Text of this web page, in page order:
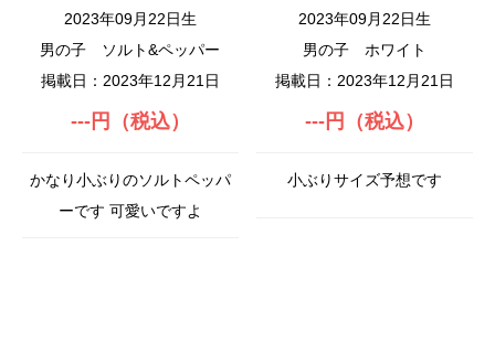
2023年09月22日生
男の子
ソルト&ペッパー
掲載日：2023年12月21日
---円（税込）
かなり小ぶりのソルトペッパ
ーです 可愛いですよ
2023年09月22日生
男の子
ホワイト
掲載日：2023年12月21日
---円（税込）
小ぶりサイズ予想です